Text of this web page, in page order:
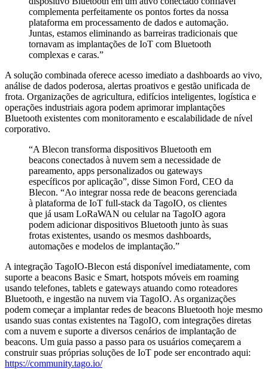
complementa perfeitamente os pontos fortes da nossa
plataforma em processamento de dados e automação.
Juntas, estamos eliminando as barreiras tradicionais que
tornavam as implantações de IoT com Bluetooth
complexas e caras.”
A solução combinada oferece acesso imediato a dashboards ao vivo,
análise de dados poderosa, alertas proativos e gestão unificada de
frota. Organizações de agricultura, edifícios inteligentes, logística e
operações industriais agora podem aprimorar implantações
Bluetooth existentes com monitoramento e escalabilidade de nível
corporativo.
“A Blecon transforma dispositivos Bluetooth em
beacons conectados à nuvem sem a necessidade de
pareamento, apps personalizados ou gateways
específicos por aplicação”, disse Simon Ford, CEO da
Blecon. “Ao integrar nossa rede de beacons gerenciada
à plataforma de IoT full-stack da TagoIO, os clientes
que já usam LoRaWAN ou celular na TagoIO agora
podem adicionar dispositivos Bluetooth junto às suas
frotas existentes, usando os mesmos dashboards,
automações e modelos de implantação.”
A integração TagoIO-Blecon está disponível imediatamente, com
suporte a beacons Basic e Smart, hotspots móveis em roaming
usando telefones, tablets e gateways atuando como roteadores
Bluetooth, e ingestão na nuvem via TagoIO. As organizações
podem começar a implantar redes de beacons Bluetooth hoje mesmo
usando suas contas existentes na TagoIO, com integrações diretas
com a nuvem e suporte a diversos cenários de implantação de
beacons. Um guia passo a passo para os usuários começarem a
construir suas próprias soluções de IoT pode ser encontrado aqui:
https://community.tago.io/